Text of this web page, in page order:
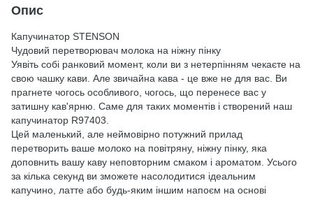
Опис
Капучинатор STENSON
Чудовий перетворювач молока на ніжну пінку
Уявіть собі ранковий момент, коли ви з нетерпінням чекаєте на
свою чашку кави. Але звичайна кава - це вже не для вас. Ви
прагнете чогось особливого, чогось, що перенесе вас у
затишну кав'ярню. Саме для таких моментів і створений наш
капучинатор R97403.
Цей маленький, але неймовірно потужний прилад
перетворить ваше молоко на повітряну, ніжну пінку, яка
доповнить вашу каву неповторним смаком і ароматом. Усього
за кілька секунд ви зможете насолодитися ідеальним
капучино, латте або будь-яким іншим напоєм на основі